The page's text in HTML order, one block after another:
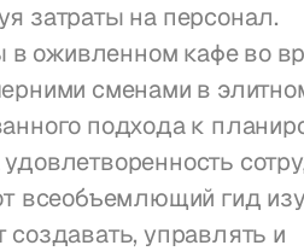
затраты на персонал.
в оживленном кафе во
сменами в
подхода к
всеобъемлющий гид
управлять и